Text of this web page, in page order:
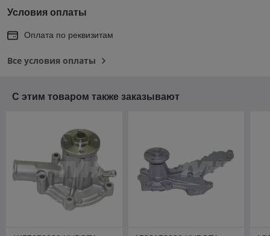
Условия оплаты
Оплата по реквизитам
Все условия оплаты
С этим товаром также заказывают